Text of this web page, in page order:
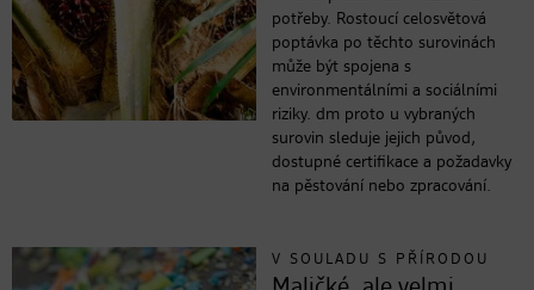
potřeby. Rostoucí celosvětová
poptávka po těchto surovinách
může být spojena s
environmentálními a sociálními
riziky. dm proto u vybraných
surovin sleduje jejich původ,
dostupné certifikace a požadavky
na pěstování nebo zpracování.
V SOULADU S PŘÍRODOU